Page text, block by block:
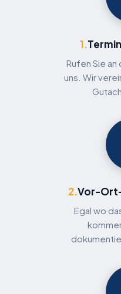
1.
Rufen Sie
uns. Wir
2.Vor-
Egal wo